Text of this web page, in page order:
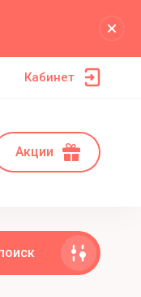
Кабинет
Акции